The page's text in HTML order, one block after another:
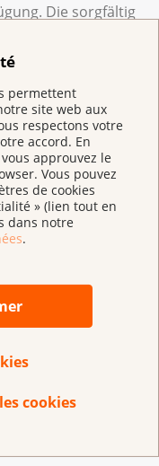
permettent
site web aux
respectons votre
accord. En
approuvez le
Vous pouvez
de cookies
» (lien tout en
dans notre
.
cookies
Die sorgfältig
gestaltet.
sur le thème
de l’année
commandées en
près de 190
mis gratuitement
de leurs
Ces
accessible.
que la Ligue
à jour ces
maladie.
von